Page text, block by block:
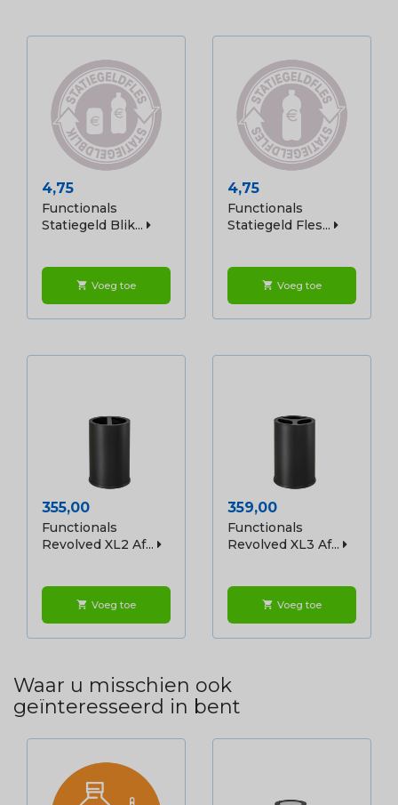
Prijs
4,75
Functionals
Statiegeld Blik...
shopping_cart Voeg toe
Prijs
4,75
Functionals
Statiegeld Fles...
shopping_cart Voeg toe
Prijs
355,00
Functionals
Revolved XL2 Af...
shopping_cart Voeg toe
Prijs
359,00
Functionals
Revolved XL3 Af...
shopping_cart Voeg toe
Waar u misschien ook
geïnteresseerd in bent